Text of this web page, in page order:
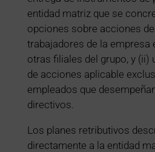
entidad matriz que se
opciones sobre acciones
trabajadores de la empresa
otras filiales del grupo, y (ii)
de acciones aplicable
empleados que
directivos.
Los planes retributivos
directamente a la entidad